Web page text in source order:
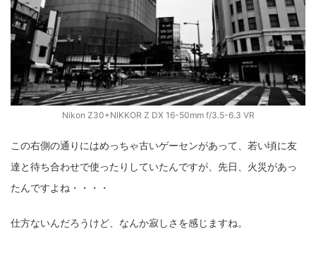
Nikon Z30+NIKKOR Z DX 16-50mm f/3.5-6.3 VR
この右側の通りにはめっちゃ古いゲーセンがあって、若い頃に友
達と待ち合わせで使ったりしていたんですが、先日、火災があっ
たんですよね・・・・
仕方ないんだろうけど、なんか寂しさを感じますね。